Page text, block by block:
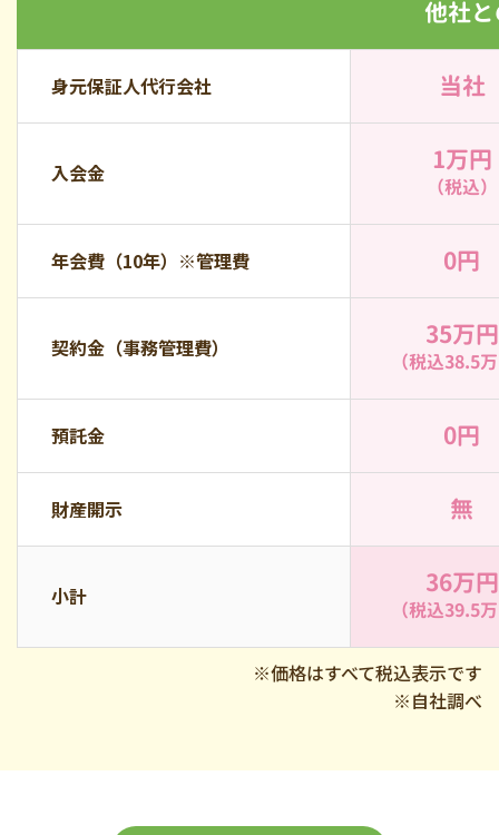
他社
身元保証人代行会社 当社
入会金 1万円
（税込）
年会費（10年）※管理費 0円
契約金（事務管理費） 35万円
（税込38.5
預託金 0円
財産開示 無
小計 36万円
（税込39.5
※価格はすべて税込表示です
※自社調べ